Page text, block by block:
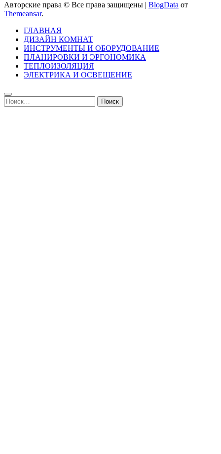
Авторские права © Все права защищены | BlogData от
Themeansar.
ГЛАВНАЯ
ДИЗАЙН КОМНАТ
ИНСТРУМЕНТЫ И ОБОРУДОВАНИЕ
ПЛАНИРОВКИ И ЭРГОНОМИКА
ТЕПЛОИЗОЛЯЦИЯ
ЭЛЕКТРИКА И ОСВЕЩЕНИЕ
Найти: